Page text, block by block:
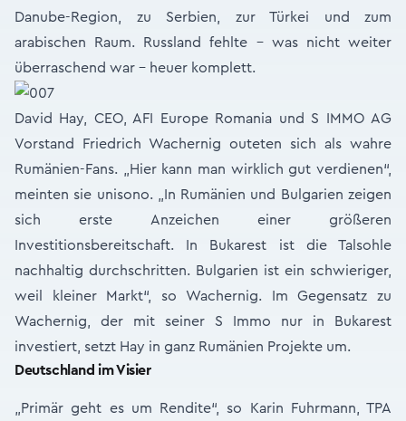
Danube-Region, zu Serbien, zur Türkei und zum
arabischen Raum. Russland fehlte – was nicht weiter
überraschend war – heuer komplett.
David Hay, CEO, AFI Europe Romania und S IMMO AG
Vorstand Friedrich Wachernig outeten sich als wahre
Rumänien-Fans. „Hier kann man wirklich gut verdienen“,
meinten sie unisono. „In Rumänien und Bulgarien zeigen
sich erste Anzeichen einer größeren
Investitionsbereitschaft. In Bukarest ist die Talsohle
nachhaltig durchschritten. Bulgarien ist ein schwieriger,
weil kleiner Markt“, so Wachernig. Im Gegensatz zu
Wachernig, der mit seiner S Immo nur in Bukarest
investiert, setzt Hay in ganz Rumänien Projekte um.
Deutschland im Visier
„Primär geht es um Rendite“, so Karin Fuhrmann, TPA